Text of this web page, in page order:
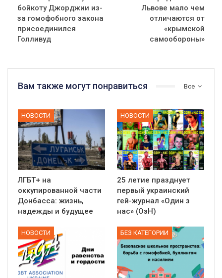
бойкоту Джорджии из-
за гомофобного закона
присоединился
Голливуд
Львове мало чем
отличаются от
«крымской
самообороны»
Все
Вам также могут понравиться
НОВОСТИ
ЛГБТ+ на
оккупированной части
Донбасса: жизнь,
надежды и будущее
НОВОСТИ
25 летие празднует
первый украинский
гей-журнал «Один з
нас» (ОзН)
НОВОСТИ БЕЗ КАТЕГОРИИ